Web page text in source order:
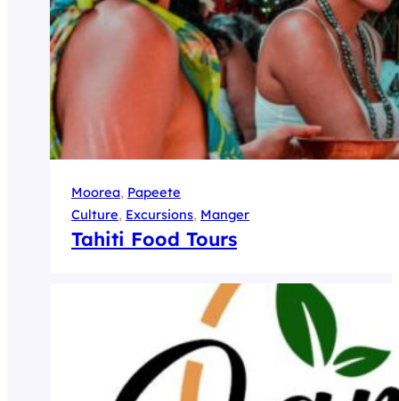
Moorea, Papeete
Culture, Excursions, Manger
Tahiti Food Tours